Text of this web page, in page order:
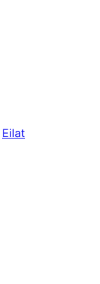
Eilat